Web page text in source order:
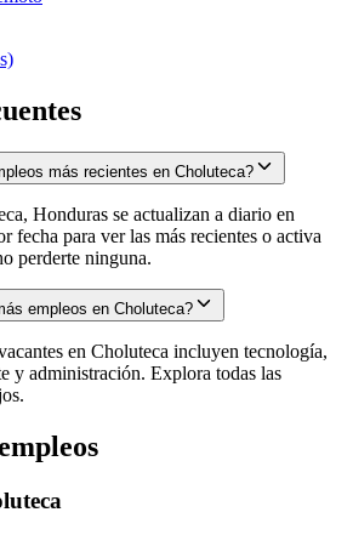
más recientes en Choluteca?
Honduras se actualizan a diario en
fecha para ver las más recientes o activa
perderte ninguna.
empleos en Choluteca?
en Choluteca incluyen tecnología,
y administración. Explora todas las